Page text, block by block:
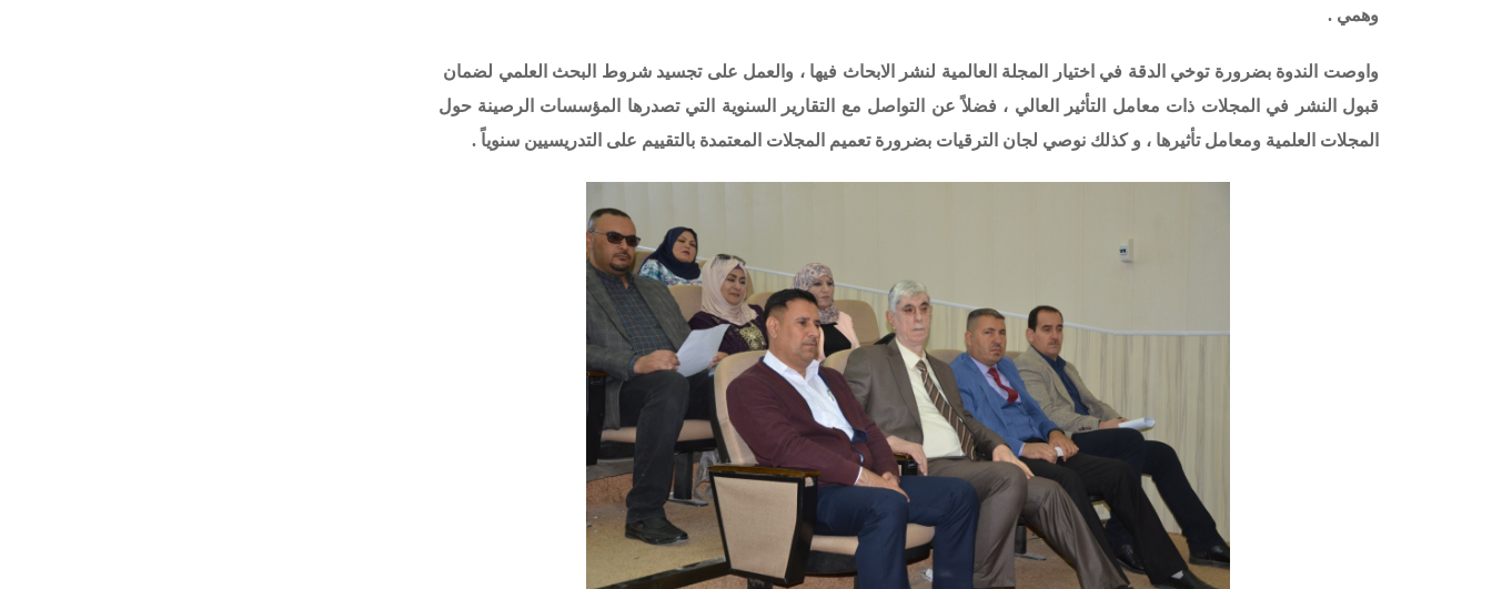
وهمي .
واوصت الندوة بضرورة توخي الدقة في اختيار المجلة العالمية لنشر الابحاث فيها ، والعمل على تجسيد شروط البحث العلمي لضمان
قبول النشر في المجلات ذات معامل التأثير العالي ، فضلاً عن التواصل مع التقارير السنوية التي تصدرها المؤسسات الرصينة حول
المجلات العلمية ومعامل تأثيرها ، و كذلك نوصي لجان الترقيات بضرورة تعميم المجلات المعتمدة بالتقييم على التدريسيين سنوياً .